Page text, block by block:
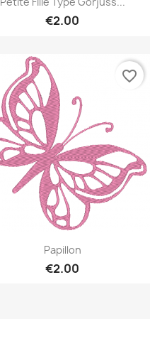
€2.00
Papillon
€2.00
favorite_border